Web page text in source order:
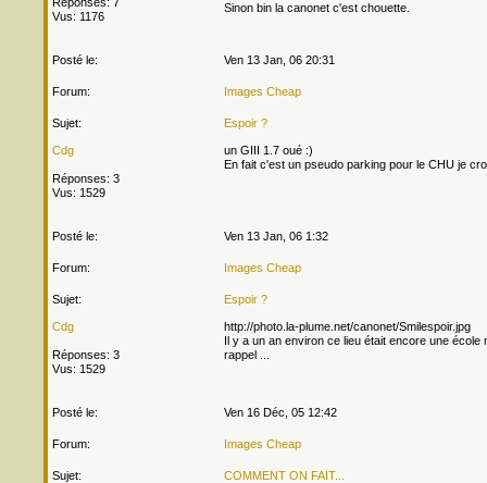
Vus: 1176
Sinon bin la canonet c'est chouette.
Posté le: Ven 13 Jan, 06 20:31
Forum: Images Cheap
Sujet: Espoir ?
Cdg
Réponses: 3
Vus: 1529
un GIII 1.7 oué :)
En fait c'est un pseudo parking pour le CHU je
Posté le: Ven 13 Jan, 06 1:32
Forum: Images Cheap
Sujet: Espoir ?
Cdg
Réponses: 3
Vus: 1529
http://photo.la-plume.net/canonet/Smilespoir.jpg
Il y a un an environ ce lieu était encore une
rappel ...
Posté le: Ven 16 Déc, 05 12:42
Forum: Images Cheap
Sujet: COMMENT ON FAIT...